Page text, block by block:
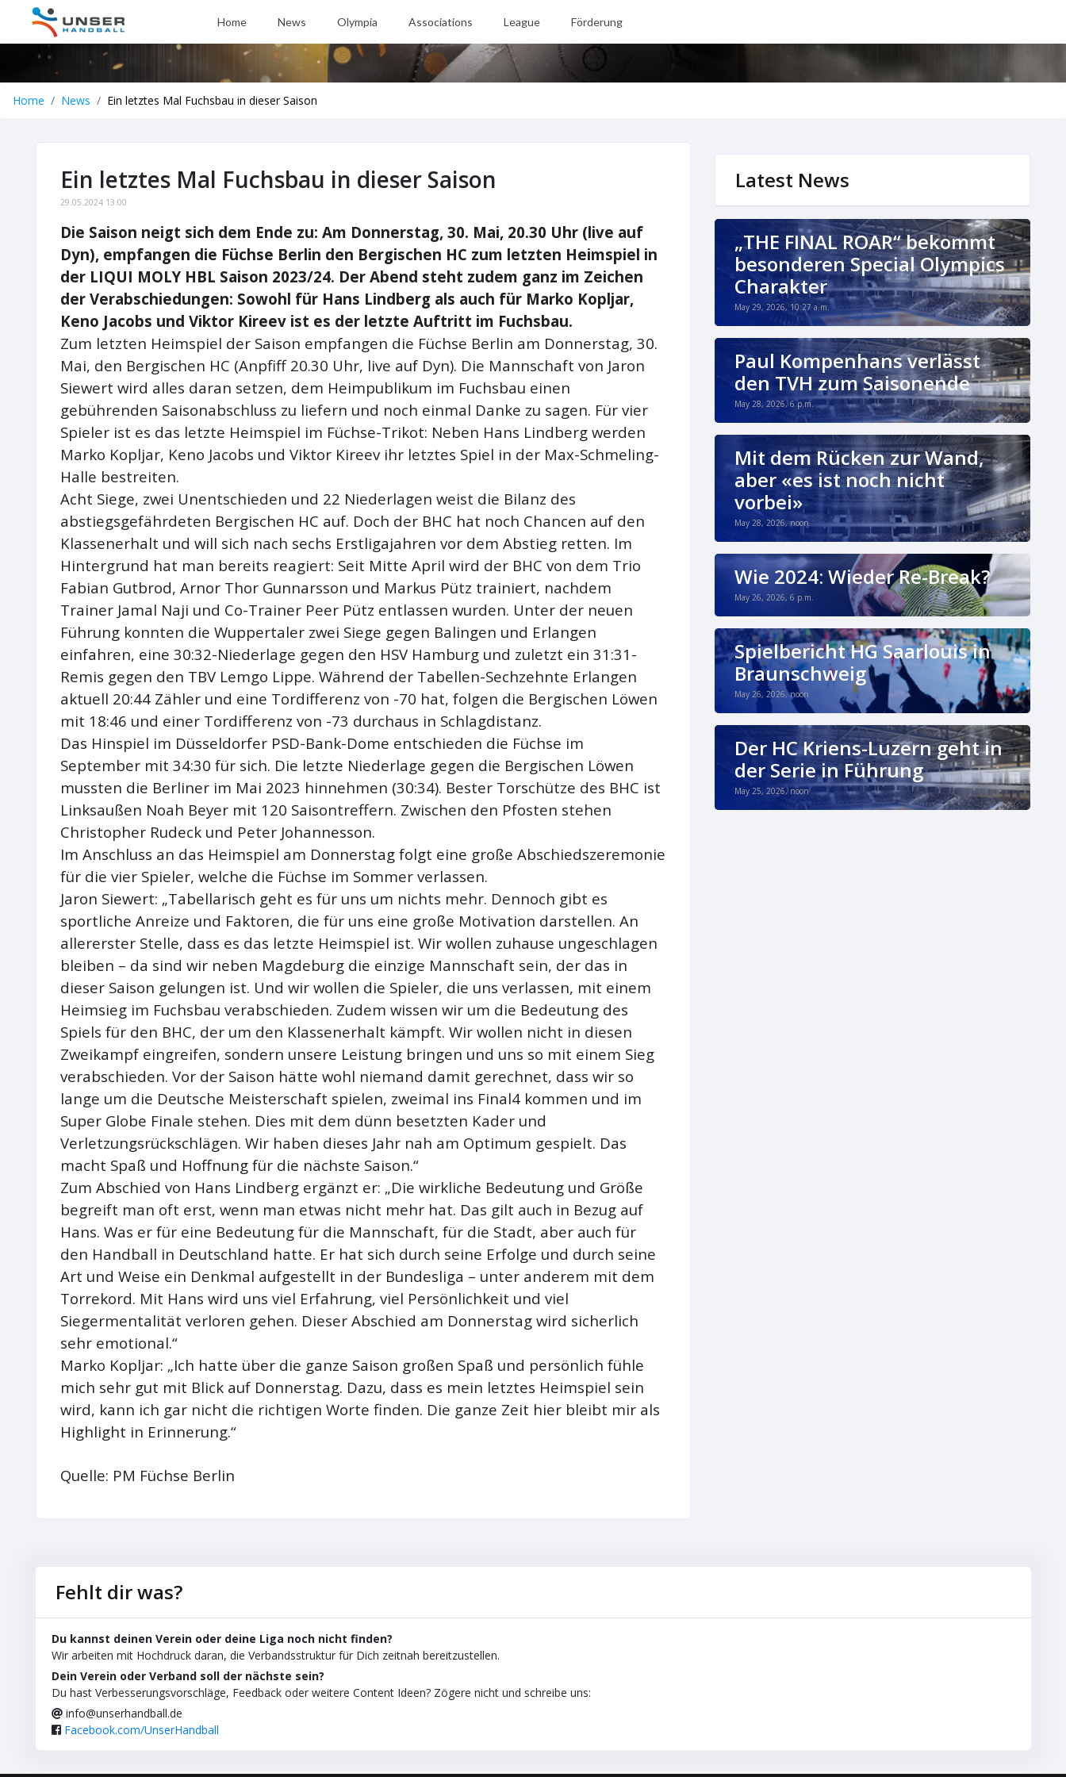
Home News Olympia Associations League Förderung
Home News Ein letztes Mal Fuchsbau in dieser Saison
Ein letztes Mal Fuchsbau in dieser Saison
29.05.2024 13:00
Die Saison neigt sich dem Ende zu: Am Donnerstag, 30. Mai, 20.30 Uhr (live auf
Dyn), empfangen die Füchse Berlin den Bergischen HC zum letzten Heimspiel in
der LIQUI MOLY HBL Saison 2023/24. Der Abend steht zudem ganz im Zeichen
der Verabschiedungen: Sowohl für Hans Lindberg als auch für Marko Kopljar,
Keno Jacobs und Viktor Kireev ist es der letzte Auftritt im Fuchsbau.
Zum letzten Heimspiel der Saison empfangen die Füchse Berlin am Donnerstag, 30.
Mai, den Bergischen HC (Anpfiff 20.30 Uhr, live auf Dyn). Die Mannschaft von Jaron
Siewert wird alles daran setzen, dem Heimpublikum im Fuchsbau einen
gebührenden Saisonabschluss zu liefern und noch einmal Danke zu sagen. Für vier
Spieler ist es das letzte Heimspiel im Füchse-Trikot: Neben Hans Lindberg werden
Marko Kopljar, Keno Jacobs und Viktor Kireev ihr letztes Spiel in der Max-Schmeling-
Halle bestreiten.
Acht Siege, zwei Unentschieden und 22 Niederlagen weist die Bilanz des
abstiegsgefährdeten Bergischen HC auf. Doch der BHC hat noch Chancen auf den
Klassenerhalt und will sich nach sechs Erstligajahren vor dem Abstieg retten. Im
Hintergrund hat man bereits reagiert: Seit Mitte April wird der BHC von dem Trio
Fabian Gutbrod, Arnor Thor Gunnarsson und Markus Pütz trainiert, nachdem
Trainer Jamal Naji und Co-Trainer Peer Pütz entlassen wurden. Unter der neuen
Führung konnten die Wuppertaler zwei Siege gegen Balingen und Erlangen
einfahren, eine 30:32-Niederlage gegen den HSV Hamburg und zuletzt ein 31:31-
Remis gegen den TBV Lemgo Lippe. Während der Tabellen-Sechzehnte Erlangen
aktuell 20:44 Zähler und eine Tordifferenz von -70 hat, folgen die Bergischen Löwen
mit 18:46 und einer Tordifferenz von -73 durchaus in Schlagdistanz.
Das Hinspiel im Düsseldorfer PSD-Bank-Dome entschieden die Füchse im
September mit 34:30 für sich. Die letzte Niederlage gegen die Bergischen Löwen
mussten die Berliner im Mai 2023 hinnehmen (30:34). Bester Torschütze des BHC ist
Linksaußen Noah Beyer mit 120 Saisontreffern. Zwischen den Pfosten stehen
Christopher Rudeck und Peter Johannesson.
Im Anschluss an das Heimspiel am Donnerstag folgt eine große Abschiedszeremonie
für die vier Spieler, welche die Füchse im Sommer verlassen.
Jaron Siewert: „Tabellarisch geht es für uns um nichts mehr. Dennoch gibt es
sportliche Anreize und Faktoren, die für uns eine große Motivation darstellen. An
allererster Stelle, dass es das letzte Heimspiel ist. Wir wollen zuhause ungeschlagen
bleiben – da sind wir neben Magdeburg die einzige Mannschaft sein, der das in
dieser Saison gelungen ist. Und wir wollen die Spieler, die uns verlassen, mit einem
Heimsieg im Fuchsbau verabschieden. Zudem wissen wir um die Bedeutung des
Spiels für den BHC, der um den Klassenerhalt kämpft. Wir wollen nicht in diesen
Zweikampf eingreifen, sondern unsere Leistung bringen und uns so mit einem Sieg
verabschieden. Vor der Saison hätte wohl niemand damit gerechnet, dass wir so
lange um die Deutsche Meisterschaft spielen, zweimal ins Final4 kommen und im
Super Globe Finale stehen. Dies mit dem dünn besetzten Kader und
Verletzungsrückschlägen. Wir haben dieses Jahr nah am Optimum gespielt. Das
macht Spaß und Hoffnung für die nächste Saison.“
Zum Abschied von Hans Lindberg ergänzt er: „Die wirkliche Bedeutung und Größe
begreift man oft erst, wenn man etwas nicht mehr hat. Das gilt auch in Bezug auf
Hans. Was er für eine Bedeutung für die Mannschaft, für die Stadt, aber auch für
den Handball in Deutschland hatte. Er hat sich durch seine Erfolge und durch seine
Art und Weise ein Denkmal aufgestellt in der Bundesliga – unter anderem mit dem
Torrekord. Mit Hans wird uns viel Erfahrung, viel Persönlichkeit und viel
Siegermentalität verloren gehen. Dieser Abschied am Donnerstag wird sicherlich
sehr emotional.“
Marko Kopljar: „Ich hatte über die ganze Saison großen Spaß und persönlich fühle
mich sehr gut mit Blick auf Donnerstag. Dazu, dass es mein letztes Heimspiel sein
wird, kann ich gar nicht die richtigen Worte finden. Die ganze Zeit hier bleibt mir als
Highlight in Erinnerung.“
Quelle: PM Füchse Berlin
Latest News
„THE FINAL ROAR“ bekommt
besonderen Special Olympics
Charakter
May 29, 2026, 10:27 a.m.
Paul Kompenhans verlässt
den TVH zum Saisonende
May 28, 2026, 6 p.m.
Mit dem Rücken zur Wand,
aber «es ist noch nicht
vorbei»
May 28, 2026, noon
Wie 2024: Wieder Re-Break?
May 26, 2026, 6 p.m.
Spielbericht HG Saarlouis in
Braunschweig
May 26, 2026, noon
Der HC Kriens-Luzern geht in
der Serie in Führung
May 25, 2026, noon
Fehlt dir was?
Du kannst deinen Verein oder deine Liga noch nicht finden?
Wir arbeiten mit Hochdruck daran, die Verbandsstruktur für Dich zeitnah bereitzustellen.
Dein Verein oder Verband soll der nächste sein?
Du hast Verbesserungsvorschläge, Feedback oder weitere Content Ideen? Zögere nicht und schreibe uns:
info@unserhandball.de
Facebook.com/UnserHandball